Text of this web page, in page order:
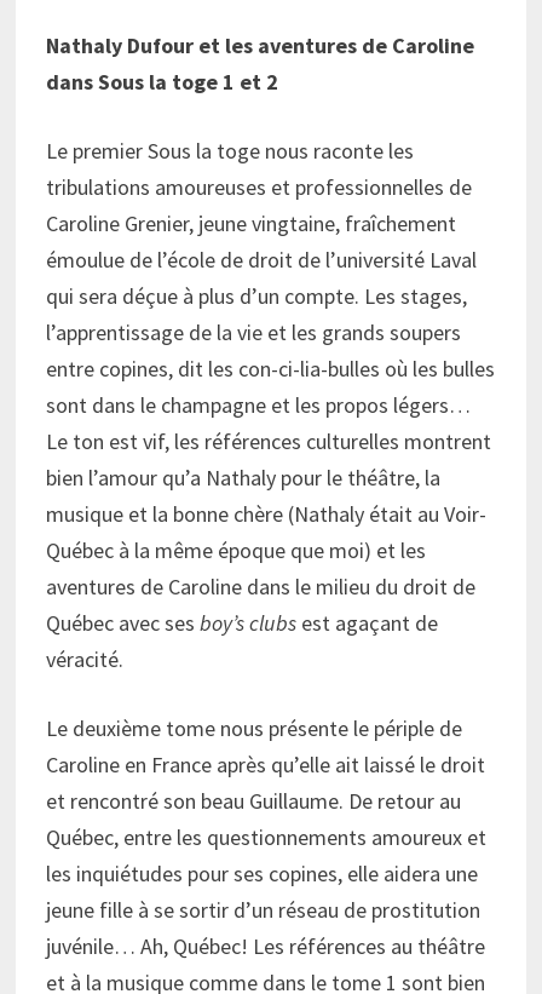
Nathaly Dufour et les aventures de Caroline
dans Sous la toge 1 et 2
Le premier Sous la toge nous raconte les
tribulations amoureuses et professionnelles de
Caroline Grenier, jeune vingtaine, fraîchement
émoulue de l’école de droit de l’université Laval
qui sera déçue à plus d’un compte. Les stages,
l’apprentissage de la vie et les grands soupers
entre copines, dit les con-ci-lia-bulles où les bulles
sont dans le champagne et les propos légers…
Le ton est vif, les références culturelles montrent
bien l’amour qu’a Nathaly pour le théâtre, la
musique et la bonne chère (Nathaly était au Voir-
Québec à la même époque que moi) et les
aventures de Caroline dans le milieu du droit de
Québec avec ses boy’s clubsest agaçant de
véracité.
Le deuxième tome nous présente le périple de
Caroline en France après qu’elle ait laissé le droit
et rencontré son beau Guillaume. De retour au
Québec, entre les questionnements amoureux et
les inquiétudes pour ses copines, elle aidera une
jeune fille à se sortir d’un réseau de prostitution
juvénile… Ah, Québec! Les références au théâtre
et à la musique comme dans le tome 1 sont bien